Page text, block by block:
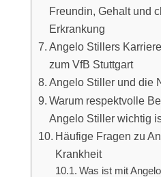
Freundin, Gehalt und
Erkrankung
Angelo Stillers
zum VfB Stuttgart
Angelo Stiller und die
Warum respektvolle
Angelo Stiller wichtig
Häufige Fragen zu
Krankheit
Was ist mit